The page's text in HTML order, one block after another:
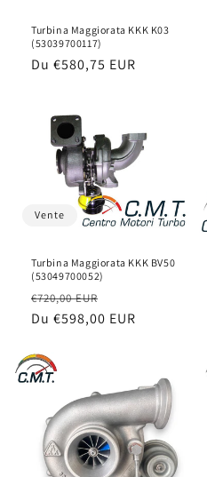
Turbina Maggiorata KKK K03
(53039700117)
Prix
Du €580,75 EUR
Vente
Turbina Maggiorata KKK BV50
(53049700052)
Prix
habituel
€720,00 EUR
soldé
Du €598,00 EUR